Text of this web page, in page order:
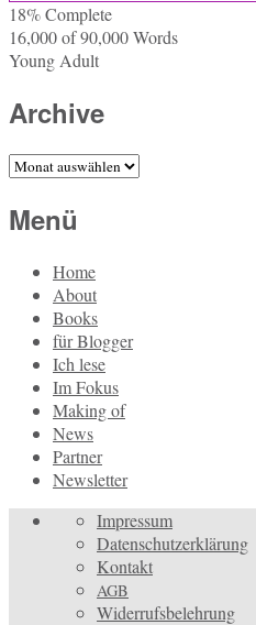
18% Com­ple­te
16,000 of 90,000Words
Young Adult
Archive
Archive
Menü
Home
About
Books
für Blogger
Ich lese
Im Fokus
Making of
News
Partner
Newsletter
Impressum
Datenschutzerklärung
Kontakt
AGB
Widerrufsbelehrung